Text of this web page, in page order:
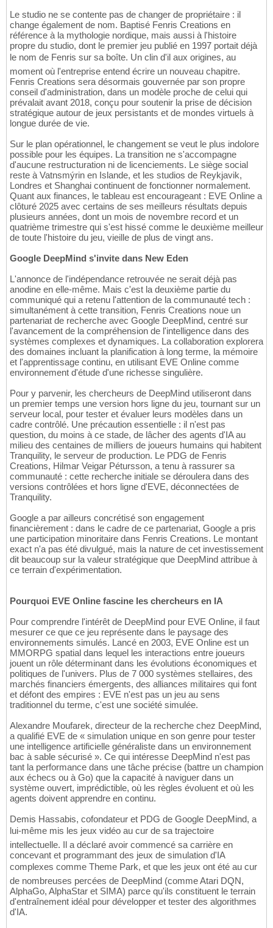
Le studio ne se contente pas de changer de propriétaire : il
change également de nom. Baptisé Fenris Creations en
référence à la mythologie nordique, mais aussi à l'histoire
propre du studio, dont le premier jeu publié en 1997 portait déjà
le nom de Fenris sur sa boîte. Un clin d'il aux origines, au
moment où l'entreprise entend écrire un nouveau chapitre.
Fenris Creations sera désormais gouvernée par son propre
conseil d'administration, dans un modèle proche de celui qui
prévalait avant 2018, conçu pour soutenir la prise de décision
stratégique autour de jeux persistants et de mondes virtuels à
longue durée de vie.
Sur le plan opérationnel, le changement se veut le plus indolore
possible pour les équipes. La transition ne s'accompagne
d'aucune restructuration ni de licenciements. Le siège social
reste à Vatnsmýrin en Islande, et les studios de Reykjavik,
Londres et Shanghai continuent de fonctionner normalement.
Quant aux finances, le tableau est encourageant : EVE Online a
clôturé 2025 avec certains de ses meilleurs résultats depuis
plusieurs années, dont un mois de novembre record et un
quatrième trimestre qui s'est hissé comme le deuxième meilleur
de toute l'histoire du jeu, vieille de plus de vingt ans.
Google DeepMind s'invite dans New Eden
L'annonce de l'indépendance retrouvée ne serait déjà pas
anodine en elle-même. Mais c'est la deuxième partie du
communiqué qui a retenu l'attention de la communauté tech :
simultanément à cette transition, Fenris Creations noue un
partenariat de recherche avec Google DeepMind, centré sur
l'avancement de la compréhension de l'intelligence dans des
systèmes complexes et dynamiques. La collaboration explorera
des domaines incluant la planification à long terme, la mémoire
et l'apprentissage continu, en utilisant EVE Online comme
environnement d'étude d'une richesse singulière.
Pour y parvenir, les chercheurs de DeepMind utiliseront dans
un premier temps une version hors ligne du jeu, tournant sur un
serveur local, pour tester et évaluer leurs modèles dans un
cadre contrôlé. Une précaution essentielle : il n'est pas
question, du moins à ce stade, de lâcher des agents d'IA au
milieu des centaines de milliers de joueurs humains qui habitent
Tranquility, le serveur de production. Le PDG de Fenris
Creations, Hilmar Veigar Pétursson, a tenu à rassurer sa
communauté : cette recherche initiale se déroulera dans des
versions contrôlées et hors ligne d'EVE, déconnectées de
Tranquility.
Google a par ailleurs concrétisé son engagement
financièrement : dans le cadre de ce partenariat, Google a pris
une participation minoritaire dans Fenris Creations. Le montant
exact n'a pas été divulgué, mais la nature de cet investissement
dit beaucoup sur la valeur stratégique que DeepMind attribue à
ce terrain d'expérimentation.
Pourquoi EVE Online fascine les chercheurs en IA
Pour comprendre l'intérêt de DeepMind pour EVE Online, il faut
mesurer ce que ce jeu représente dans le paysage des
environnements simulés. Lancé en 2003, EVE Online est un
MMORPG spatial dans lequel les interactions entre joueurs
jouent un rôle déterminant dans les évolutions économiques et
politiques de l'univers. Plus de 7 000 systèmes stellaires, des
marchés financiers émergents, des alliances militaires qui font
et défont des empires : EVE n'est pas un jeu au sens
traditionnel du terme, c'est une société simulée.
Alexandre Moufarek, directeur de la recherche chez DeepMind,
a qualifié EVE de « simulation unique en son genre pour tester
une intelligence artificielle généraliste dans un environnement
bac à sable sécurisé ». Ce qui intéresse DeepMind n'est pas
tant la performance dans une tâche précise (battre un champion
aux échecs ou à Go) que la capacité à naviguer dans un
système ouvert, imprédictible, où les règles évoluent et où les
agents doivent apprendre en continu.
Demis Hassabis, cofondateur et PDG de Google DeepMind, a
lui-même mis les jeux vidéo au cur de sa trajectoire
intellectuelle. Il a déclaré avoir commencé sa carrière en
concevant et programmant des jeux de simulation d'IA
complexes comme Theme Park, et que les jeux ont été au cur
de nombreuses percées de DeepMind (comme Atari DQN,
AlphaGo, AlphaStar et SIMA) parce qu'ils constituent le terrain
d'entraînement idéal pour développer et tester des algorithmes
d'IA.